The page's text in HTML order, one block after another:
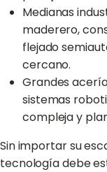
Medianas
maderero,
flejado
cercano.
Grandes
sistemas
compleja y
Sin importar su
tecnología debe